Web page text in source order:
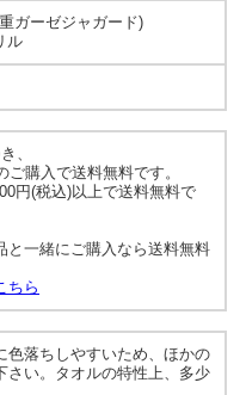
ガーゼジャガード)
ル
、
ご購入で送料無料です。
円(税込)以上で送料無料で
一緒にご購入なら送料無料
ちら
色落ちしやすいため、ほかの
さい。タオルの特性上、多少